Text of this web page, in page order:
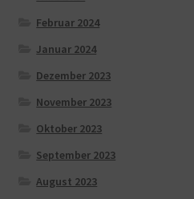
Februar 2024
Januar 2024
Dezember 2023
November 2023
Oktober 2023
September 2023
August 2023